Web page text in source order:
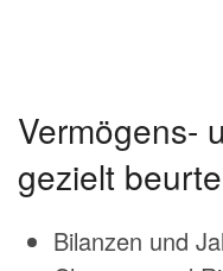
Vermögens-
gezielt
Bilanzen und